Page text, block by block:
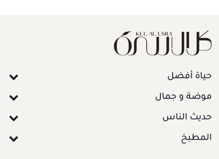
حياة أفضل
موضة و جمال
حديث الناس
المطبخ